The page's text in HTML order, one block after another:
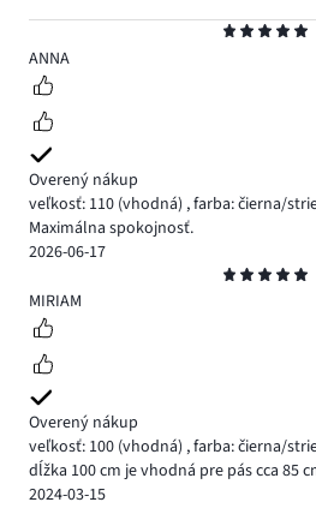
5
ANNA
Overený nákup
veľkosť: 110 (vhodná) ,farba: čierna/
Maximálna spokojnosť.
2026-06-17
5
MIRIAM
Overený nákup
veľkosť: 100 (vhodná) ,farba: čierna/
dĺžka 100 cm je vhodná pre pás cca 85
2024-03-15